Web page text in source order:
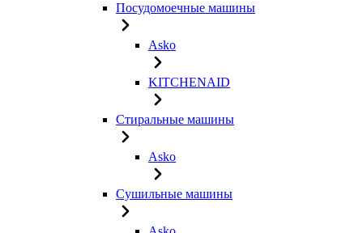
Посудомоечные машины
Asko
KITCHENAID
Стиральные машины
Asko
Сушильные машины